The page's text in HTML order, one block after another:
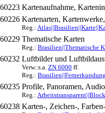
Kartenaufnahme,
Kartenarten,
Reg.:
Thematische Karten
Reg.: Brasilien||Thematische
Luftbilder und
Verw.:s.a. ZN 6000 ff.
Reg.:
Profile, Panoramen,
Reg.:
Karten-, Zeichen-,